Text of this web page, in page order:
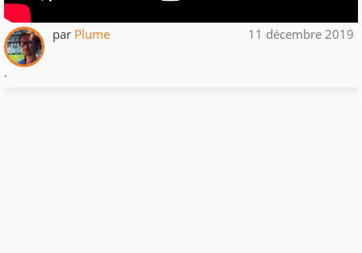
par Plume 11 décembre 2019
.